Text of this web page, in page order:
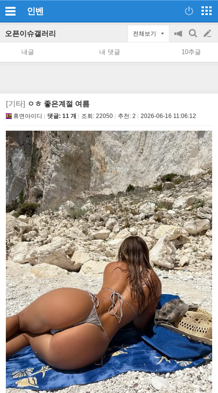
인벤
오픈이슈갤러리 전체보기
공
지
on/off
검
색
글
쓰
내글 내 댓글 10추글
[기타] ㅇㅎ 좋은계절 여름
휴면아이디 댓글: 11 개 조회: 22050 추천: 2 2026-06-16 11:06:12